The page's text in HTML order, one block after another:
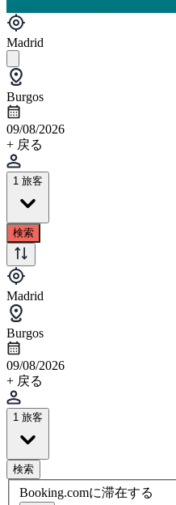
Madrid
Burgos
09/08/2026
+ 戻る
1 旅客
検索
Madrid
Burgos
09/08/2026
+ 戻る
1 旅客
検索
Booking.comに滞在する